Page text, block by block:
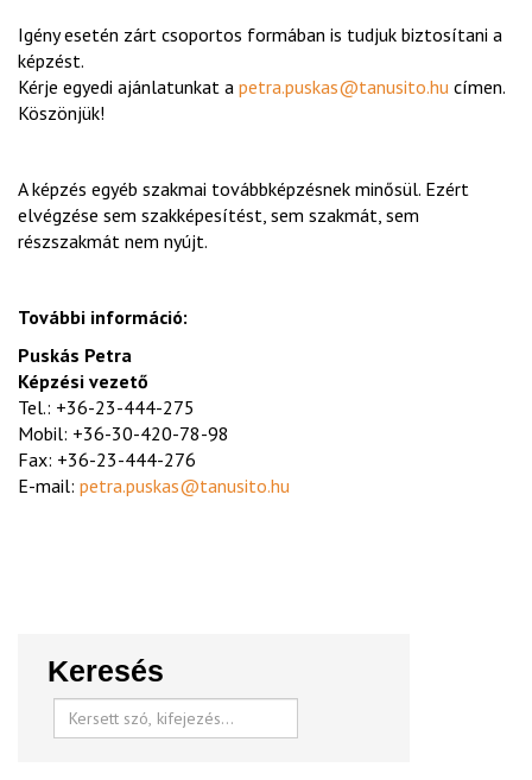
Igény esetén zárt csoportos formában is tudjuk biztosítani a
képzést.
Kérje egyedi ajánlatunkat a petra.puskas@tanusito.hu címen.
Köszönjük!
A képzés egyéb szakmai továbbképzésnek minősül. Ezért
elvégzése sem szakképesítést, sem szakmát, sem
részszakmát nem nyújt.
További információ:
Puskás Petra
Képzési vezető
Tel.: +36-23-444-275
Mobil: +36-30-420-78-98
Fax: +36-23-444-276
E-mail: petra.puskas@tanusito.hu
Keresés